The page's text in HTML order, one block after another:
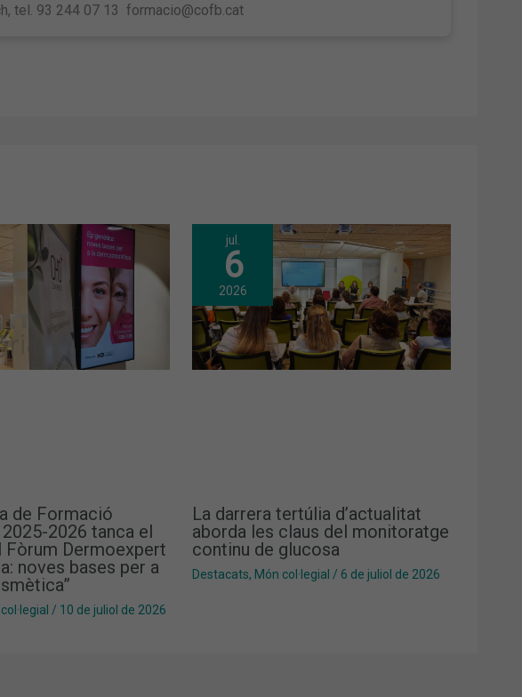
tel. 93 244 07 13 formacio@cofb.cat
de Formació
2026 tanca el
Fòrum Dermoexpert
noves bases per a
/ 10 de juliol de 2026
jul.
6
2026
La darrera tertúlia d’actualitat
aborda les claus del monitoratge
continu de glucosa
Destacats, Món col·legial / 6 de juliol de 2026